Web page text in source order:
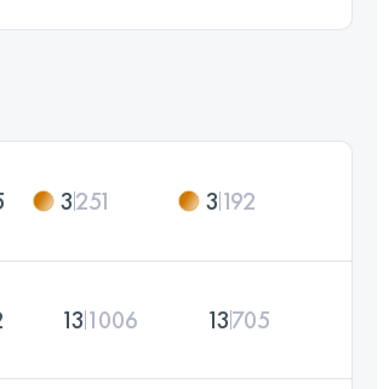
3251 3 192
13 1006 13705